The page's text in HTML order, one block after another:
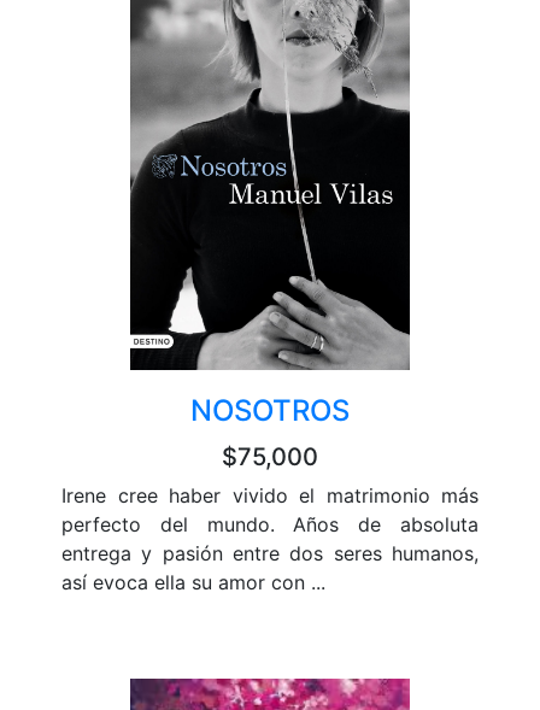
NOSOTROS
$75,000
Irene cree haber vivido el matrimonio más
perfecto del mundo. Años de absoluta
entrega y pasión entre dos seres humanos,
así evoca ella su amor con ...